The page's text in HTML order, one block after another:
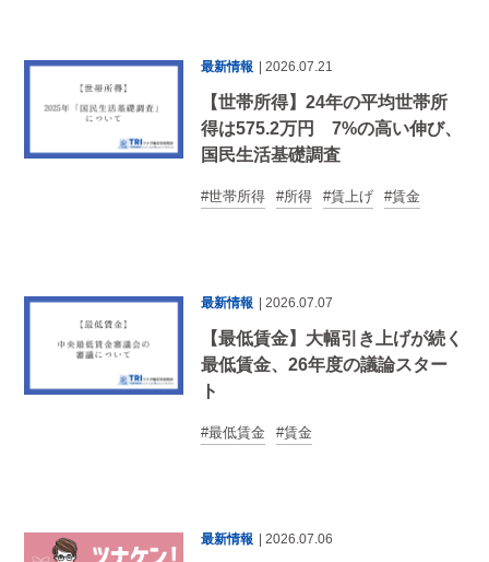
最新情報 | 2026.07.21
【世帯所得】24年の平均世帯所
得は575.2万円 7%の高い伸び、
国民生活基礎調査
世帯所得 所得 賃上げ 賃金
最新情報 | 2026.07.07
【最低賃金】大幅引き上げが続く
最低賃金、26年度の議論スター
ト
最低賃金 賃金
最新情報 | 2026.07.06